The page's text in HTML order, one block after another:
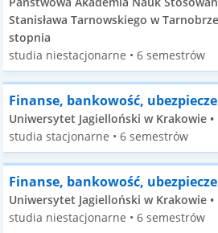
Stanisława Tarnowskiego w
stopnia
studia niestacjonarne • 6 semestrów
Finanse, bankowość,
Uniwersytet Jagielloński w Krakowie
studia stacjonarne • 6 semestrów
Finanse, bankowość,
Uniwersytet Jagielloński w Krakowie
studia niestacjonarne • 6 semestrów